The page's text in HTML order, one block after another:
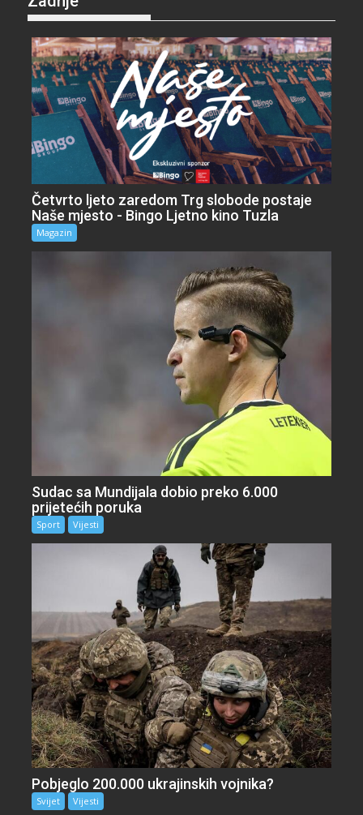
Četvrto ljeto zaredom Trg slobode postaje
Naše mjesto - Bingo Ljetno kino Tuzla
Magazin
Sudac sa Mundijala dobio preko 6.000
prijetećih poruka
Sport Vijesti
Pobjeglo 200.000 ukrajinskih vojnika?
Svijet Vijesti